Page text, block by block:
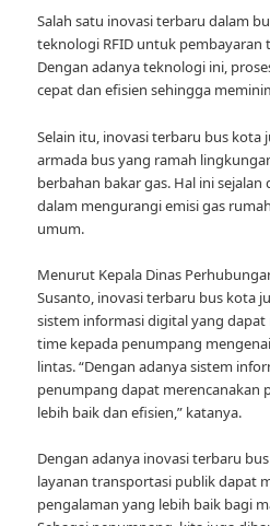
Salah satu inovasi terbaru dalam
teknologi RFID untuk pembayaran
Dengan adanya teknologi ini,
cepat dan efisien sehingga
Selain itu, inovasi terbaru bus
armada bus yang ramah
berbahan bakar gas. Hal ini
dalam mengurangi emisi gas
umum.
Menurut Kepala Dinas
Susanto, inovasi terbaru bus kota
sistem informasi digital yang
time kepada penumpang
lintas. “Dengan adanya sistem
penumpang dapat merencanakan
lebih baik dan efisien,” katanya.
Dengan adanya inovasi terbaru
layanan transportasi publik dapat
pengalaman yang lebih baik bagi